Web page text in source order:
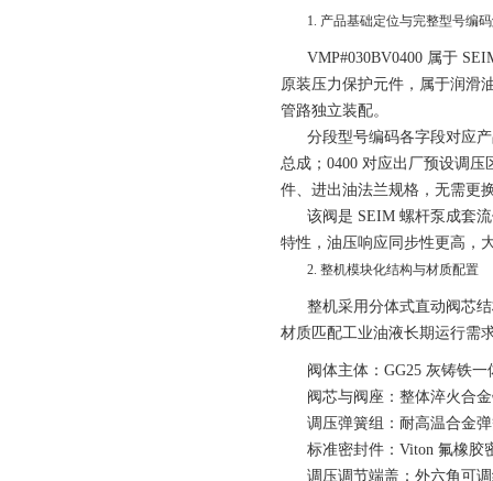
1. 产品基础定位与完整型号编
VMP#030BV0400 属于
原装压力保护元件，属于润滑
管路独立装配。
分段型号编码各字段对应
总成；0400 对应出厂预设调
件、进出油法兰规格，无需更
该阀是 SEIM 螺杆泵成套
特性，油压响应同步性更高，
2. 整机模块化结构与材质配置
整机采用分体式直动阀芯
材质匹配工业油液长期运行需
阀体主体 ：GG25 灰铸铁
阀芯与阀座 ：整体淬火合
调压弹簧组 ：耐高温合金
标准密封件 ：Viton 氟橡
调压调节端盖 ：外六角可